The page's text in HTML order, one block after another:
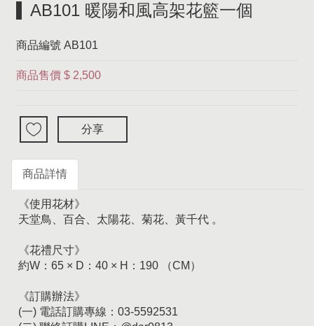
AB101 暖陽和風高架花籃一個
商品編號 AB101
商品售價 $ 2,500
分享
商品詳情
《使用花材》
天堂鳥、百合、太陽花、菊花、黃千代 。
《花禮尺寸》
約W：65 × D：40 × H：190 （CM）
《訂購辦法》
(一) 電話訂購專線：03-5592531